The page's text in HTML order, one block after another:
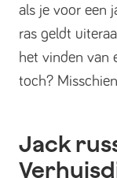
als je voor een
ras geldt
het vinden van
toch?
Jack